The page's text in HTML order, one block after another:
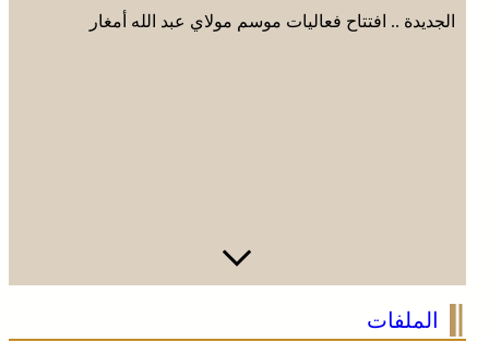
الجديدة .. افتتاح فعاليات موسم مولاي عبد الله أمغار
وادي زم .. مبادرة تطوعية لشباب المدينة تعيد الاعتبار لمقبرة
الشهداء بعد الحريق
الملفات